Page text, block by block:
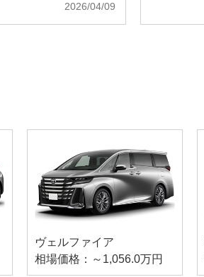
2026/04/09
ヴェルファイア
相場価格：～1,056.0万円